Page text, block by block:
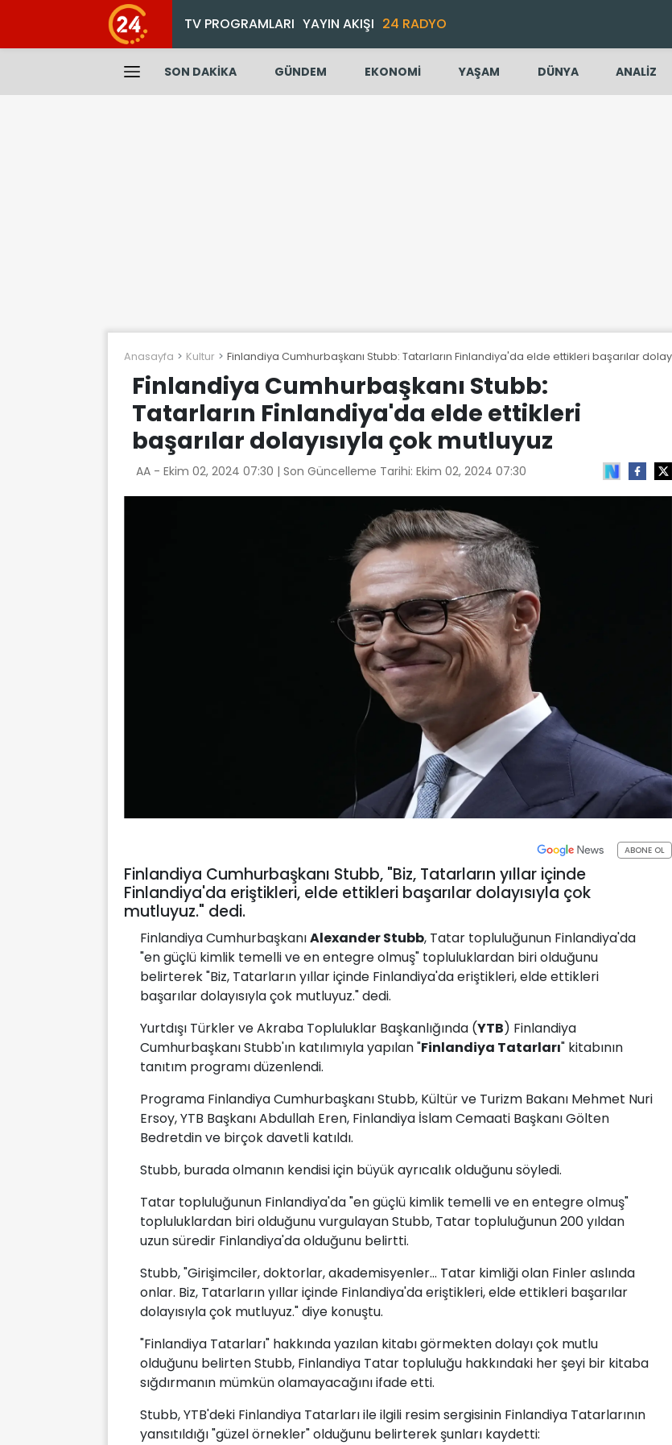
TV PROGRAMLARI YAYIN AKIŞI 24 RADYO
SON DAKİKA GÜNDEM EKONOMİ YAŞAM DÜNYA ANALİZ
Anasayfa Kultur Finlandiya Cumhurbaşkanı Stubb: Tatarların Finlandiya'da elde ettikleri başarılar
Finlandiya Cumhurbaşkanı Stubb:
Tatarların Finlandiya'da elde ettikleri
başarılar dolayısıyla çok mutluyuz
AA - Ekim 02, 2024 07:30 | Son Güncelleme Tarihi: Ekim 02, 2024 07:30
ABONE OL
Finlandiya Cumhurbaşkanı Stubb, "Biz, Tatarların yıllar içinde
Finlandiya'da eriştikleri, elde ettikleri başarılar dolayısıyla çok
mutluyuz." dedi.
Finlandiya CumhurbaşkanıAlexander Stubb, Tatar topluluğunun Finlandiya'da
"en güçlü kimlik temelli ve en entegre olmuş" topluluklardan biri olduğunu
belirterek "Biz, Tatarların yıllar içinde Finlandiya'da eriştikleri, elde ettikleri
başarılar dolayısıyla çok mutluyuz." dedi.
Yurtdışı Türkler ve Akraba Topluluklar Başkanlığında (YTB) Finlandiya
Cumhurbaşkanı Stubb'ın katılımıyla yapılan "Finlandiya Tatarları" kitabının
tanıtım programı düzenlendi.
Programa Finlandiya Cumhurbaşkanı Stubb, Kültür ve Turizm Bakanı Mehmet Nuri
Ersoy, YTB Başkanı Abdullah Eren, Finlandiya İslam Cemaati Başkanı Gölten
Bedretdin ve birçok davetli katıldı.
Stubb, burada olmanın kendisi için büyük ayrıcalık olduğunu söyledi.
Tatar topluluğunun Finlandiya'da "en güçlü kimlik temelli ve en entegre olmuş"
topluluklardan biri olduğunu vurgulayan Stubb, Tatar topluluğunun 200 yıldan
uzun süredir Finlandiya'da olduğunu belirtti.
Stubb, "Girişimciler, doktorlar, akademisyenler... Tatar kimliği olan Finler aslında
onlar. Biz, Tatarların yıllar içinde Finlandiya'da eriştikleri, elde ettikleri başarılar
dolayısıyla çok mutluyuz." diye konuştu.
"Finlandiya Tatarları" hakkında yazılan kitabı görmekten dolayı çok mutlu
olduğunu belirten Stubb, Finlandiya Tatar topluluğu hakkındaki her şeyi bir kitaba
sığdırmanın mümkün olamayacağını ifade etti.
Stubb, YTB'deki Finlandiya Tatarları ile ilgili resim sergisinin Finlandiya Tatarlarının
yansıtıldığı "güzel örnekler" olduğunu belirterek şunları kaydetti: